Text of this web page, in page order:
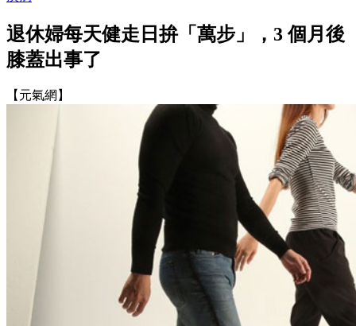
退休婦每天健走日拚「萬步」，3 個月後
膝蓋出事了
【元氣網】